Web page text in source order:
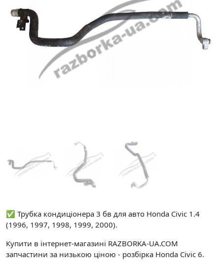
✅ Трубка кондиціонера 3 бв для авто Honda Civic 1.4
(1996, 1997, 1998, 1999, 2000).
Купити в інтернет-магазині RAZBORKA-UA.COM
запчастини за низькою ціною - розбірка Honda Civic 6.